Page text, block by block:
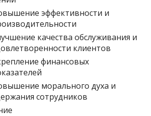
эффективности и
качества обслуживания и
клиентов
финансовых
морального духа и
сотрудников